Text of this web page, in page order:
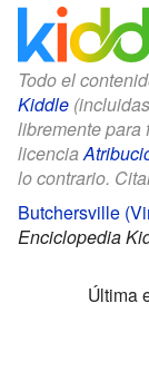
Todo el
Kiddle
libremente para
licencia
lo contrario.
Butchersville
Enciclopedia
Última